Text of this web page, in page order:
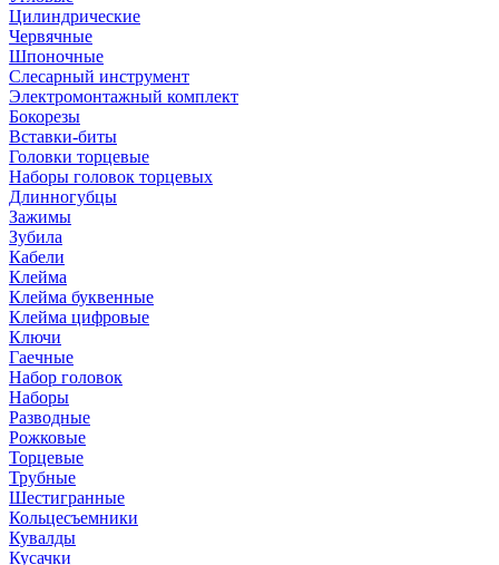
Цилиндрические
Червячные
Шпоночные
Слесарный инструмент
Электромонтажный комплект
Бокорезы
Вставки-биты
Головки торцевые
Наборы головок торцевых
Длинногубцы
Зажимы
Зубила
Кабели
Клейма
Клейма буквенные
Клейма цифровые
Ключи
Гаечные
Набор головок
Наборы
Разводные
Рожковые
Торцевые
Трубные
Шестигранные
Кольцесъемники
Кувалды
Кусачки